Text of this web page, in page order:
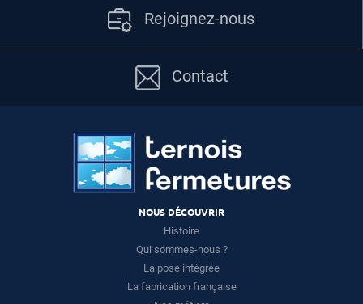
Rejoignez-nous
Contact
NOUS DÉCOUVRIR
Histoire
Qui sommes-nous ?
La pose intégrée
La fabrication française